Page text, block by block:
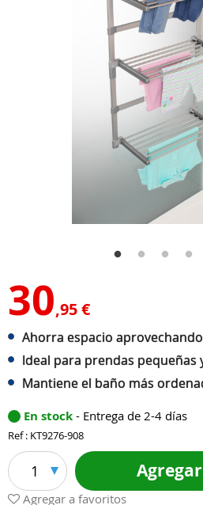
30,95 €
Ahorra espacio
Ideal para prendas pequeñas
Mantiene el baño más
En stock - Entrega de 2-4 días
Ref : KT9276-908
1
Agregar a favoritos